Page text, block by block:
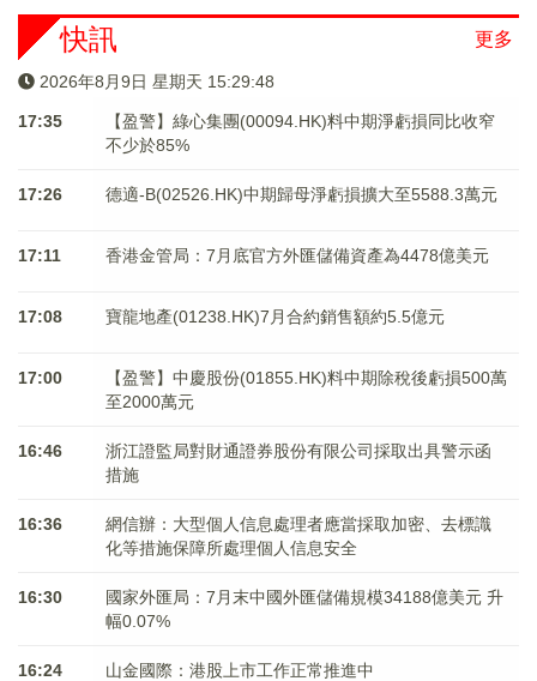
更多
快訊
2026年8月9日 星期天 15:29:48
17:35
【盈警】綠心集團(00094.HK)料中期淨虧損同比收窄
不少於85%
17:26 德適-B(02526.HK)中期歸母淨虧損擴大至5588.3萬元
17:11 香港金管局：7月底官方外匯儲備資產為4478億美元
17:08 寶龍地產(01238.HK)7月合約銷售額約5.5億元
17:00
【盈警】中慶股份(01855.HK)料中期除稅後虧損500萬
至2000萬元
16:46
浙江證監局對財通證券股份有限公司採取出具警示函
措施
16:36
網信辦：大型個人信息處理者應當採取加密、去標識
化等措施保障所處理個人信息安全
16:30
國家外匯局：7月末中國外匯儲備規模34188億美元 升
幅0.07%
16:24 山金國際：港股上市工作正常推進中